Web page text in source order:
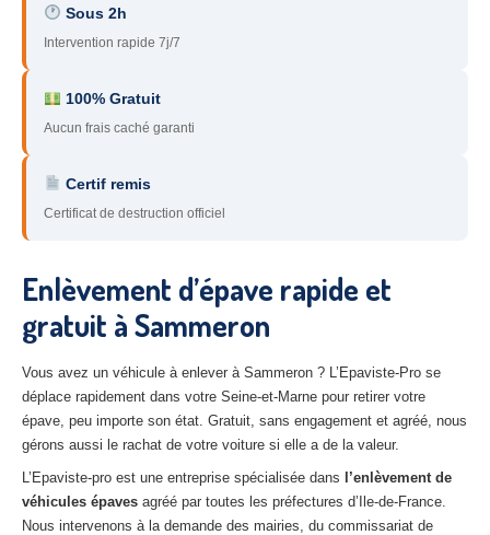
95 – Val d’Oise
– Essonne
89 – Yonne
51 – Marne
– Eure-et-Loir
27 – Eure
– Aube
02– Aisne
Tous les secteurs
CENTREVHU AGRÉE
Sous 2h
Intervention rapide 7j/7
100% Gratuit
Aucun frais caché garanti
Certif remis
Certificat de destruction officiel
Enlèvement d’épave rapide et
gratuit à Sammeron
Vous avez un véhicule à enlever à Sammeron ? L’Epaviste-Pro se
déplace rapidement dans votre Seine-et-Marne pour retirer votre
épave, peu importe son état. Gratuit, sans engagement et agréé, nous
gérons aussi le rachat de votre voiture si elle a de la valeur.
L’Epaviste-pro est une entreprise spécialisée dans
l’enlèvement de
véhicules épaves agréé par toutes les préfectures d’Ile-de-France.
Nous intervenons à la demande des mairies, du commissariat de